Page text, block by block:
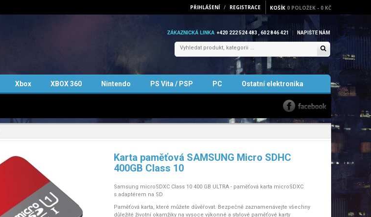
PŘIHLÁŠENÍ / REGISTRACE KOŠÍK 0 POLOŽEK - 0 KČ
ZÁKAZNICKÁ LINKA +420 222 524 483 , 602 846 421 NAPIŠTE NÁM
Xbox XBOX 360 Nintendo PS Vita / PSP PC Ostatní elektronika
Karta paměťová SAMSUNG Micro SDHC
400GB Class 10
Samsung microSDXC Class 10 400 GB ULTRA - paměťová karta microSDXC
s adaptérem na SD
Paměťová karta, které můžete důvěřovat. Bezpečně zaznamenávejte všechny
důležité životní okamžiky na vysoce výkonné a stylové paměťové karty